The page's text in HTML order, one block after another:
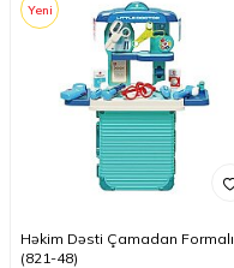
Yeni
Həkim Dəsti Çamadan Formalı
(821-48)